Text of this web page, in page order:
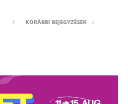
KORÁBBI BEJEGYZÉSEK